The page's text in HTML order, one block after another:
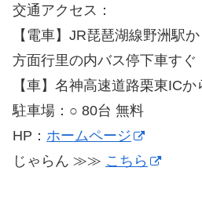
交通アクセス：
【電車】JR琵琶湖線野洲駅
方面行里の内バス停下車すぐ
【車】名神高速道路栗東ICか
駐車場：○ 80台 無料
HP： ホームページ
じゃらん ≫≫ こちら